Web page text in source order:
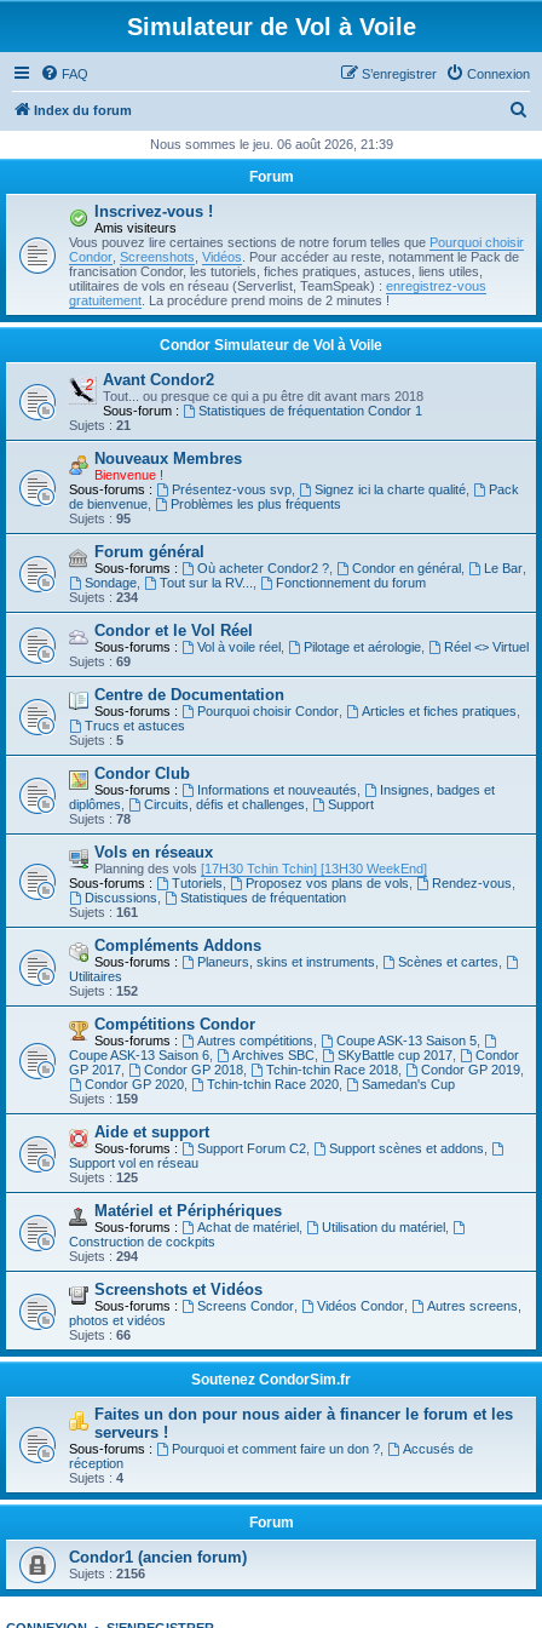
Simulateur de Vol à Voile
FAQ Connexion
S’enregistrer
Index du forum
h
h
Nous sommes le jeu. 06 août 2026, 21:39
Forum
Inscrivez-vous !
Amis visiteurs
Vous pouvez lire certaines sections de notre forum telles que Pourquoi choisir
Condor Screenshots Vidéos . Pour accéder au reste, notamment le Pack de
francisation Condor, les tutoriels, fiches pratiques, astuces, liens utiles,
utilitaires de vols en réseau (Serverlist, TeamSpeak) : enregistrez-vous
gratuitement . La procédure prend moins de 2 minutes !
Condor Simulateur de Vol à Voile
Avant Condor2
Tout... ou presque ce qui a pu être dit avant mars 2018
Sous-forum :
Statistiques de fréquentation Condor 1
Sujets : 21
Nouveaux Membres
Bienvenue !
Sous-forums :
Présentez-vous svp, Signez ici la charte qualité,
Pack
de bienvenue
Problèmes les plus fréquents
Sujets : 95
Forum général
Sous-forums : Où acheter Condor2 ?, Condor en général, Le Bar,
Sondage, Tout sur la RV...
Fonctionnement du forum
Sujets : 234
Condor et le Vol Réel
Sous-forums : Vol à voile réel, Pilotage et aérologie,
Réel <> Virtuel
Sujets : 69
Centre de Documentation
Sous-forums : Pourquoi choisir Condor, Articles et fiches pratiques
Trucs et astuces
Sujets : 5
Condor Club
Sous-forums : Informations et nouveautés
Insignes, badges et
diplômes
Circuits, défis et challenges
Support
Sujets : 78
Vols en réseaux
Planning des vols [17H30 Tchin Tchin] [13H30 WeekEnd]
Sous-forums :
Tutoriels Proposez vos plans de vols Rendez-vous
Discussions
Statistiques de fréquentation
Sujets : 161
Compléments Addons
Sous-forums : Planeurs, skins et instruments Scènes et cartes
Utilitaires
Sujets : 152
Compétitions Condor
Sous-forums : Autres compétitions Coupe ASK-13 Saison 5,
Coupe ASK-13 Saison 6
Archives SBC, SKyBattle cup 2017,
Condor
GP 2017
Condor GP 2018, Tchin-tchin Race 2018, Condor GP 2019,
Condor GP 2020, Tchin-tchin Race 2020,
Samedan's Cup
Sujets : 159
Aide et support
Sous-forums : Support Forum C2, Support scènes et addons
Support vol en réseau
Sujets : 125
Matériel et Périphériques
Sous-forums : Achat de matériel, Utilisation du matériel,
Construction de cockpits
Sujets : 294
Screenshots et Vidéos
Sous-forums : Screens Condor, Vidéos Condor,
Autres screens,
photos et vidéos
Sujets : 66
Soutenez CondorSim.fr
Faites un don pour nous aider à financer le forum et les
serveurs !
Sous-forums : Pourquoi et comment faire un don ?,
Accusés de
réception
Sujets : 4
Forum
Condor1 (ancien forum)
Sujets : 2156